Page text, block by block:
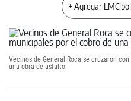
+ Agregar
Vecinos de General Roca se cruzaron
una obra de asfalto.